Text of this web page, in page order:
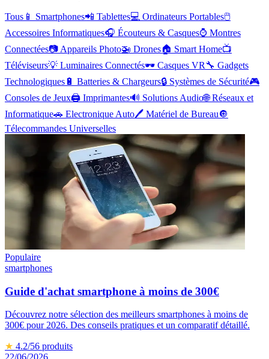
Tous 📱 Smartphones📲 Tablettes💻 Ordinateurs Portables🖱️
Accessoires Informatiques🎧 Écouteurs & Casques⌚ Montres
Connectées📷 Appareils Photo🚁 Drones🏠 Smart Home📺
Téléviseurs💡 Luminaires Connectés🕶️ Casques VR 🔧 Gadgets
Technologiques 🔋 Batteries & Chargeurs🔒 Systèmes de Sécurité🎮
Consoles de Jeux🖨️ Imprimantes🔊 Solutions Audio🌐 Réseaux et
Informatique🚗 Electronique Auto🖊️ Matériel de Bureau🔘
Télecommandes Universelles
Populaire
smartphones
Guide d'achat smartphone à moins de 300€
Découvrez notre sélection des meilleurs smartphones à moins de
300€ pour 2026. Des conseils pratiques et un comparatif détaillé.
★ 4.2/56 produits